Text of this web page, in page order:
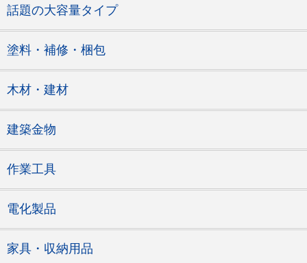
話題の大容量タイプ
塗料・補修・梱包
木材・建材
建築金物
作業工具
電化製品
家具・収納用品